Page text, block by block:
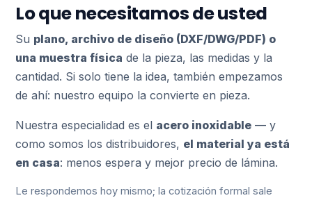
Lo que necesitamos de usted
Su plano, archivo de diseño (DXF/DWG/PDF) o
una muestra física de la pieza, las medidas y la
cantidad. Si solo tiene la idea, también empezamos
de ahí: nuestro equipo la convierte en pieza.
Nuestra especialidad es el acero inoxidable — y
como somos los distribuidores, el material ya está
en casa: menos espera y mejor precio de lámina.
Le respondemos hoy mismo; la cotización formal sale